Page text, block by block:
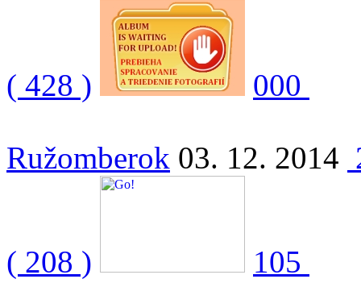
( 428 ) 000
Ružomberok 03. 12. 2014
( 208 ) 105